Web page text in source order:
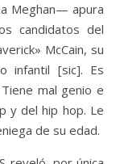
candidatos del
McCain, su
infantil [sic]. Es
mal genio e
y del hip hop. Le
de su edad.